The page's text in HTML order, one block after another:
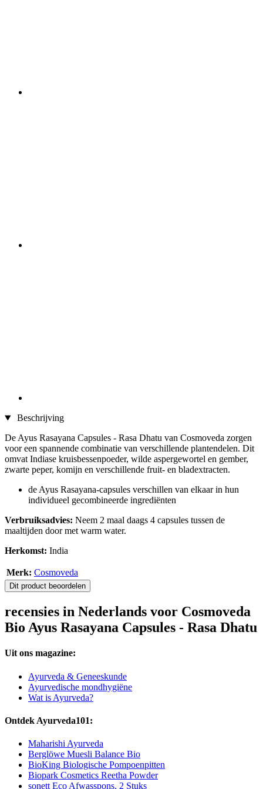
Beschrijving
De Ayus Rasayana Capsules - Rasa Dhatu van Cosmoveda zorgen
voor een spannende combinatie van verschillende plantendelen. Dit
omvat Indiase kruisbessenpoeder, wilde aspergewortel en gember,
zwarte peper, komijn en verschillende fruit- en bladextracten.
de Ayus Rasayana-capsules verschillen van elkaar in hun
individueel gecombineerde ingrediënten
Verbruiksadvies: Neem 2 maal daags 4 capsules tussen de
maaltijden door met warm water.
Herkomst: India
Merk: Cosmoveda
Dit product beoordelen
recensies in Nederlands voor Cosmoveda
Bio Ayus Rasayana Capsules - Rasa Dhatu
Uit ons magazine:
Ayurveda & Geneeskunde
Ayurvedische mondhygiëne
Wat is Ayurveda?
Ontdek Ayurveda101:
Maharishi Ayurveda
Berglöwe Muesli Balance Bio
BioKing Biologische Pompoenpitten
Biopark Cosmetics Reetha Powder
sonett Eco Afwasspons, 2 Stuks